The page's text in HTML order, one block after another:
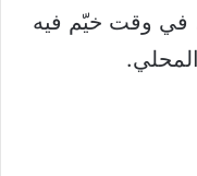
في وقت خيّم فيه